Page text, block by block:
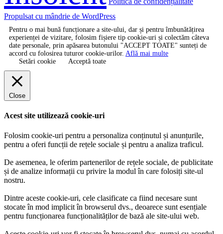
Propulsat cu mândrie de WordPress
Pentru o mai bună funcționare a site-ului, dar și pentru îmbunătățirea
experienței de vizitare, folosim fișiere tip cookie-uri și colectăm câteva
date personale, prin apăsarea butonului "ACCEPT TOATE" sunteți de
accord cu folosirea tuturor cookie-urilor. Află mai multe
Setări cookie
Acceptă toate
Close
Acest site utilizează cookie-uri
Folosim cookie-uri pentru a personaliza conținutul și anunțurile,
pentru a oferi funcții de rețele sociale și pentru a analiza traficul.
De asemenea, le oferim partenerilor de rețele sociale, de publicitate
și de analize informații cu privire la modul în care folosiți site-ul
nostru.
Dintre aceste cookie-uri, cele clasificate ca fiind necesare sunt
stocate în mod implicit în browserul dvs., deoarece sunt esențiale
pentru funcționarea funcționalităților de bază ale site-ului web.